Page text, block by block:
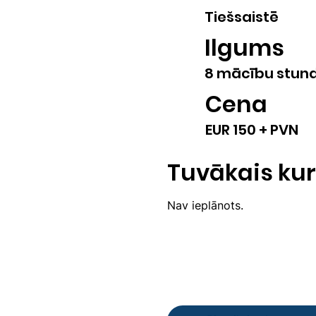
Tiešsaistē
Ilgums
8 mācību
EUR 150 + PVN
Cena
Tuvākais
Nav ieplānots.